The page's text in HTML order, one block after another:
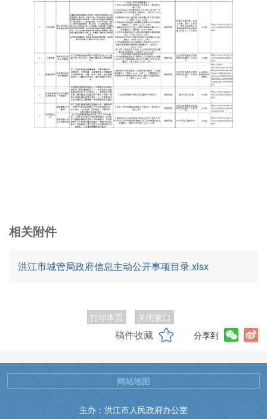
相关附件
洪江市城管局政府信息主动公开事项目录.xlsx
打印本页 关闭窗口
稿件收藏 分享到
主办：洪江市人民政府办公室
网站地图